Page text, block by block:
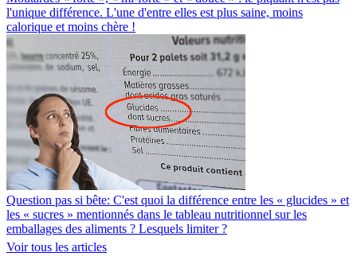
l'unique différence. L'une d'entre elles est plus saine, moins
calorique et moins chère !
Question pas si bête: C'est quoi la différence entre les « glucides » et
les « sucres » mentionnés dans le tableau nutritionnel sur les
emballages des aliments ? Lesquels limiter ?
Voir tous les articles